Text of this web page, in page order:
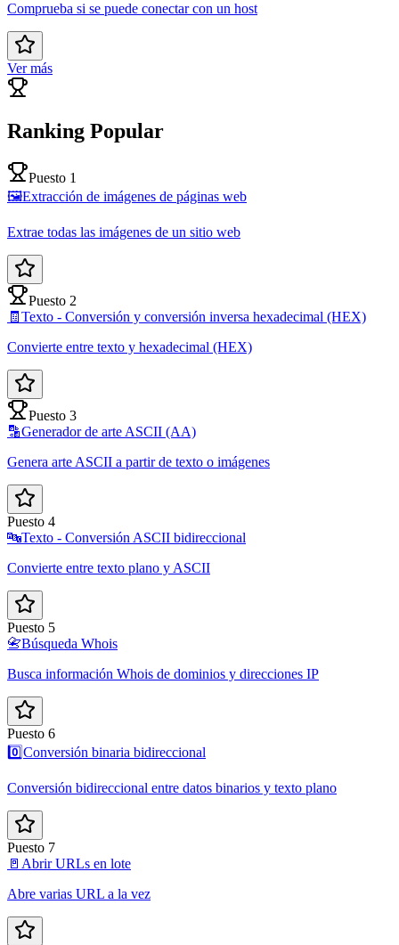
Comprueba si se puede conectar con un host
Ver más
Ranking Popular
Puesto 1
🖼️Extracción de imágenes de páginas web
Extrae todas las imágenes de un sitio web
Puesto 2
🧾 Texto - Conversión y conversión inversa hexadecimal (HEX)
Convierte entre texto y hexadecimal (HEX)
Puesto 3
🔡Generador de arte ASCII (AA)
Genera arte ASCII a partir de texto o imágenes
Puesto 4
🔤Texto - Conversión ASCII bidireccional
Convierte entre texto plano y ASCII
Puesto 5
📇Búsqueda Whois
Busca información Whois de dominios y direcciones IP
Puesto 6
0️⃣Conversión binaria bidireccional
Conversión bidireccional entre datos binarios y texto plano
Puesto 7
🚪 Abrir URLs en lote
Abre varias URL a la vez